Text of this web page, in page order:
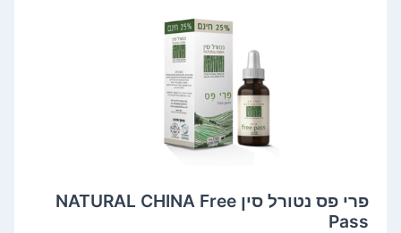
פרי פס נטורל סין NATURAL CHINA Free
Pass